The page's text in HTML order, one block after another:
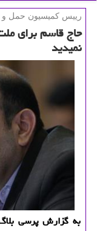
رییس كمیسیون حمل و
حاج قاسم برای
نمیدید
به گزارش پرسی